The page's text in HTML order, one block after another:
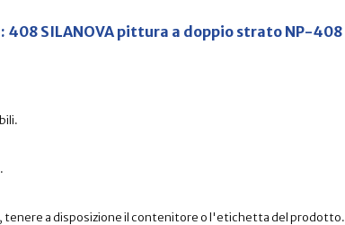
408 SILANOVA pittura a doppio strato NP-408
tenere a disposizione il contenitore o l'etichetta del prodotto.